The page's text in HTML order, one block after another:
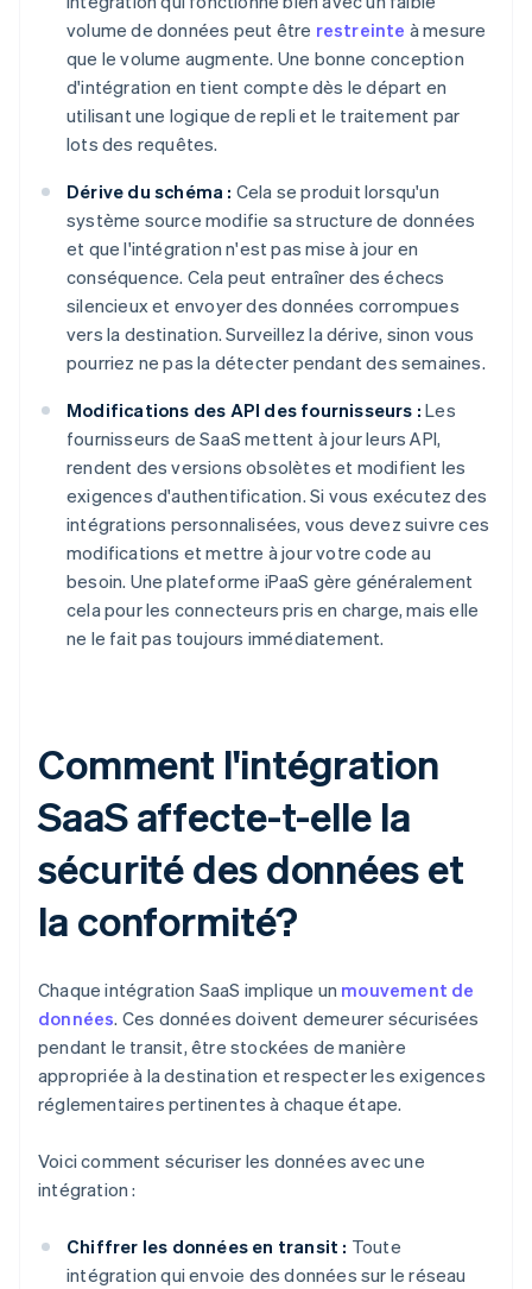
volume de données peut être restreinte à mesure
que le volume augmente. Une bonne conception
d'intégration en tient compte dès le départ en
utilisant une logique de repli et le traitement par
lots des requêtes.
Dérive du schéma : Cela se produit lorsqu'un
système source modifie sa structure de données
et que l'intégration n'est pas mise à jour en
conséquence. Cela peut entraîner des échecs
silencieux et envoyer des données corrompues
vers la destination. Surveillez la dérive, sinon vous
pourriez ne pas la détecter pendant des semaines.
Modifications des API des fournisseurs : Les
fournisseurs de SaaS mettent à jour leurs API,
rendent des versions obsolètes et modifient les
exigences d'authentification. Si vous exécutez des
intégrations personnalisées, vous devez suivre ces
modifications et mettre à jour votre code au
besoin. Une plateforme iPaaS gère généralement
cela pour les connecteurs pris en charge, mais elle
ne le fait pas toujours immédiatement.
Comment l'intégration
SaaS affecte-t-elle la
sécurité des données et
la conformité?
Chaque intégration SaaS implique un mouvement de
données. Ces données doivent demeurer sécurisées
pendant le transit, être stockées de manière
appropriée à la destination et respecter les exigences
réglementaires pertinentes à chaque étape.
Voici comment sécuriser les données avec une
intégration :
Chiffrer les données en transit : Toute
intégration qui envoie des données sur le réseau